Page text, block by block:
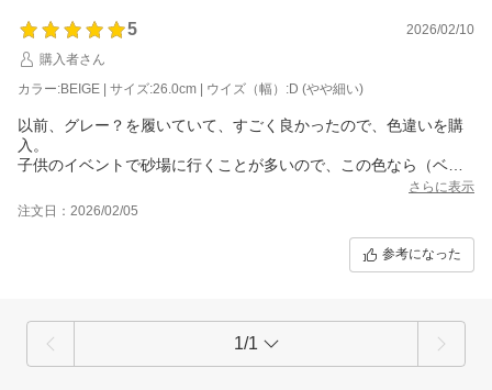
5
2026/02/10
購入者さん
カラー:BEIGE | サイズ:26.0cm | ウイズ（幅）:D (やや細い)
以前、グレー？を履いていて、すごく良かったので、色違いを購
入。
子供のイベントで砂場に行くことが多いので、この色なら（ベー
さらに表示
注文日：2026/02/05
参考になった
1/1